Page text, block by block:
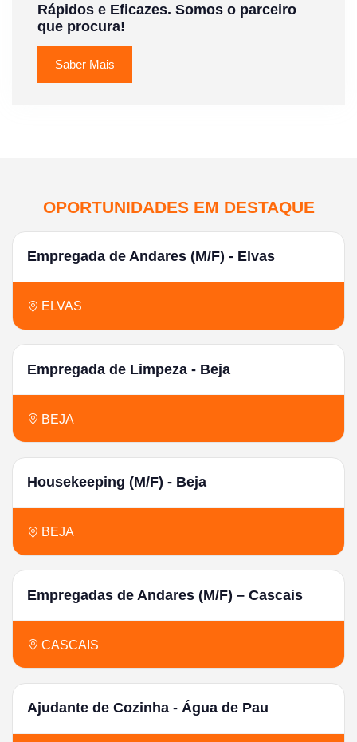
Rápidos e Eficazes. Somos o parceiro
que procura!
Saber Mais
OPORTUNIDADES EM DESTAQUE
Empregada de Andares (M/F) - Elvas
ELVAS
Empregada de Limpeza - Beja
BEJA
Housekeeping (M/F) - Beja
BEJA
Empregadas de Andares (M/F) – Cascais
CASCAIS
Ajudante de Cozinha - Água de Pau